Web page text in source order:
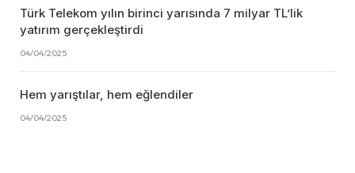
Türk Telekom yılın birinci yarısında 7 milyar TL’lik
yatırım gerçekleştirdi
04/04/2025
Hem yarıştılar, hem eğlendiler
04/04/2025